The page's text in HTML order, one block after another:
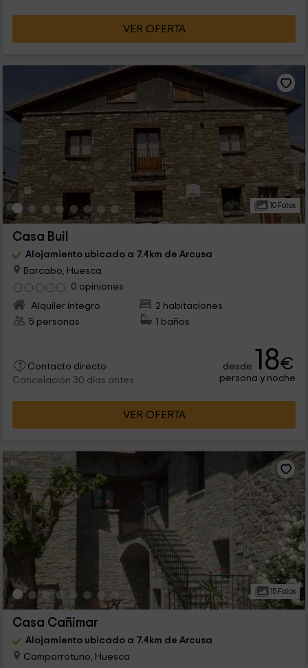
VER OFERTA
10 Fotos
Casa Buil
Alojamiento ubicado a 7.4km de Arcusa
Barcabo, Huesca
0 opiniones
Alquiler íntegro
2 habitaciones
5 personas
1 baños
Contacto directo
Cancelación 30 días antes
desde 18€
persona y noche
VER OFERTA
15 Fotos
Casa Cañimar
Alojamiento ubicado a 7.4km de Arcusa
Camporrotuno, Huesca